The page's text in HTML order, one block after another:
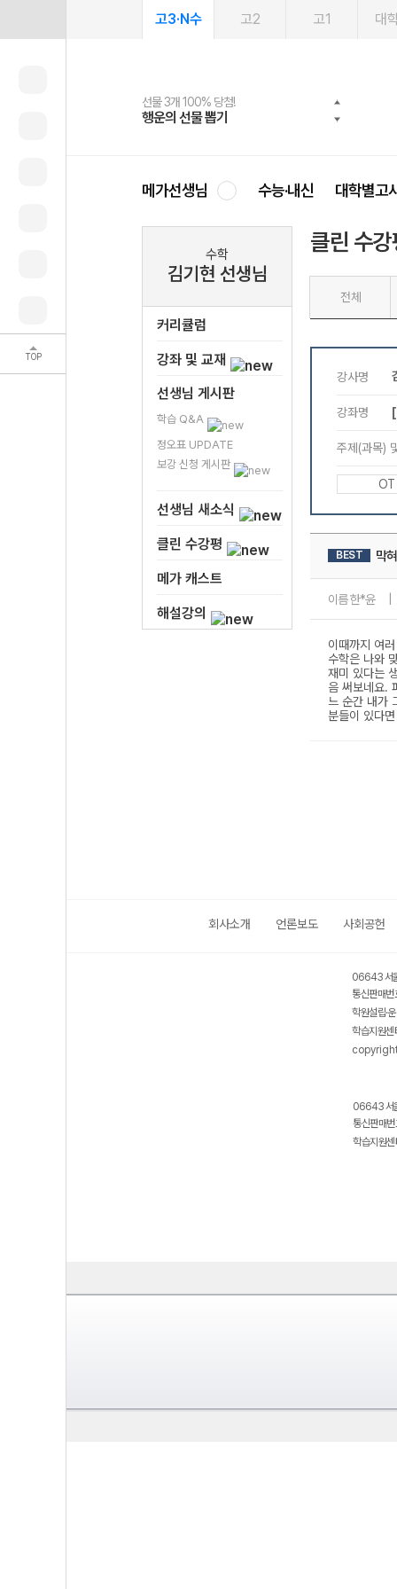
TOP
고3·N수 고2 고1 대
선물 3개 100% 당첨!
행운의 선물 뽑기
선물 100% 증정!
메가스터디 X 올리브
여름방학 스터디 캐시백
메가런 썸머스쿨
2027 러셀 단과
강사 공개선발
스마트러닝앱
설문 EVENT
메가패스
3일 무료 체험권
메가패스 수강생 무료혜택!
메가클럽 멤버십
사회공헌 캠페인
희망이룸 메가나눔
메가선생님 수능·내신 대학별고
수학
김기현 선생님
커리큘럼
강좌 및 교재
선생님 게시판
학습 Q&A
정오표 UPDATE
보강 신청 게시판
선생님 새소식
클린 수강평
메가 캐스트
해설강의
클린 수강
전체
회사소개 언론보도 사회공헌
06643 서
통신판매
학원설립·
학습지원
06643 서
통신판매
학습지원